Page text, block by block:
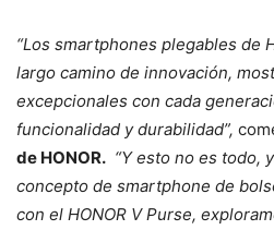
“Los smartphones plegables de
largo camino de innovación,
excepcionales con cada
funcionalidad y durabilidad”,
de HONOR. “Y esto no es todo,
concepto de smartphone de
con el HONOR V Purse,